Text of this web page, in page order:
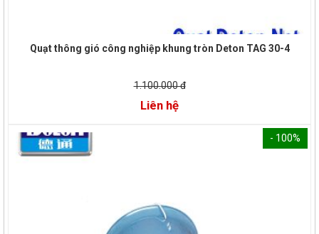
Quạt thông gió công nghiệp khung tròn Deton TAG 30-4
1.100.000 đ
Liên hệ
- 100%